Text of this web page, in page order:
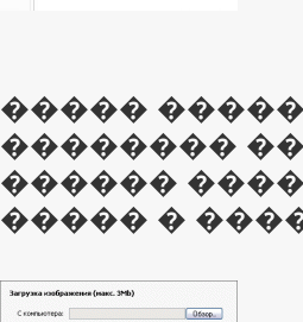
�����
��������
������
����� �